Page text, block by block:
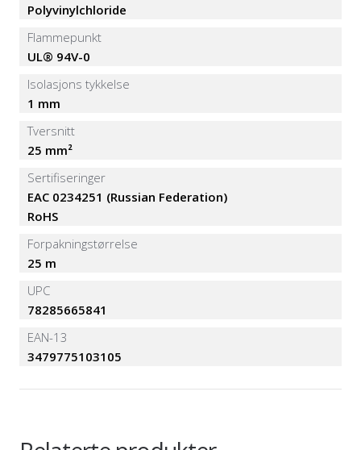
Polyvinylchloride
Flammepunkt
UL® 94V-0
Isolasjons tykkelse
1 mm
Tversnitt
25 mm²
Sertifiseringer
EAC 0234251 (Russian Federation)
RoHS
Forpakningstørrelse
25 m
UPC
78285665841
EAN-13
3479775103105